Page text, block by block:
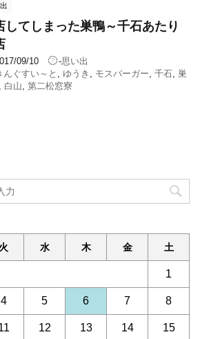
してしまった巣鴨～千石あたり
09/10 -思い出
んぐすい～と
ゆうき モスバーガー ,千石 ,巣
白山 第二松窓寮
火 水 木 金 土
1
4 5 6 7 8
12 13 14 15